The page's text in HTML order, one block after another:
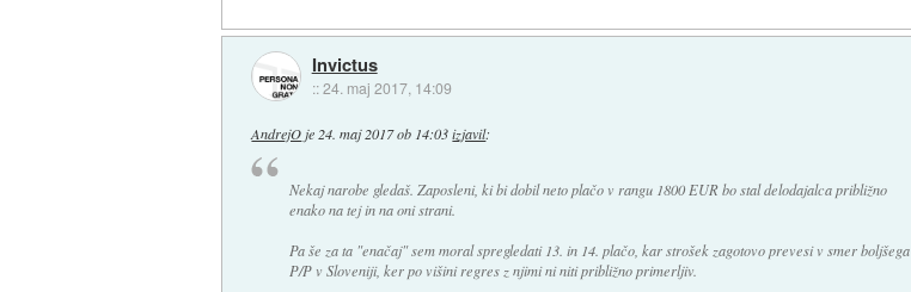
Invictus
::24. maj 2017, 14:09
AndrejO je 24. maj 2017 ob 14:03 izjavil:
Nekaj narobe gledaš. Zaposleni, ki bi dobil neto plačo v rangu 1800 EUR bo stal delodajalca približno
enako na tej in na oni strani.
Pa še za ta "enačaj" sem moral spregledati 13. in 14. plačo, kar strošek zagotovo prevesi v smer boljšega
P/P v Sloveniji, ker po višini regres z njimi ni niti približno primerljiv.